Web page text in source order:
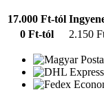
17.000 Ft-tól
0 Ft-tól
2.150